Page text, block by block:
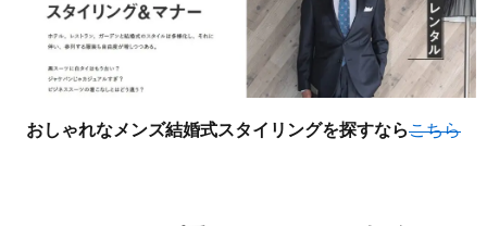
おしゃれなメンズ結婚式スタイリングを探すならこちら